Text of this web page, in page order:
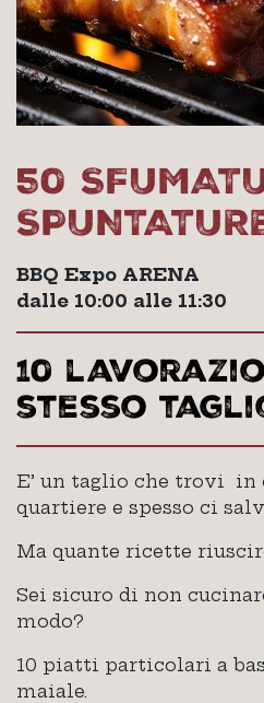
50
BBQ Expo ARENA
dalle 10:00 alle 11:30
10
stesso
E’ un taglio che trovi in
quartiere e spesso ci
Ma quante ricette
Sei sicuro di non
modo?
10 piatti particolari a
maiale.